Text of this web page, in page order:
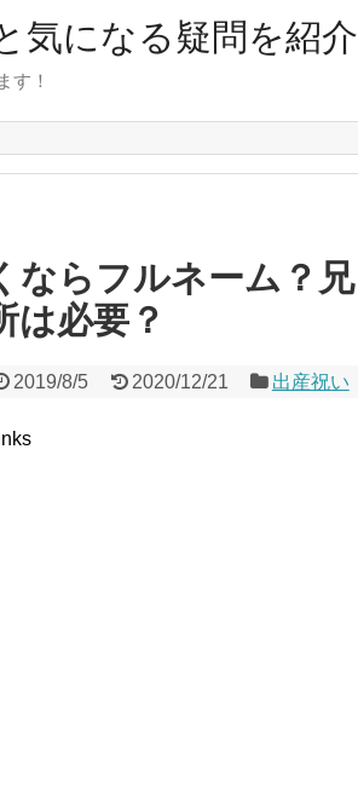
気になる疑問を紹介
す！
ならフルネーム？兄
は必要？
2019/8/5 2020/12/21 出産祝い